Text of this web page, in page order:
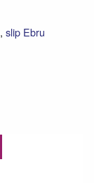
, slip Ebru